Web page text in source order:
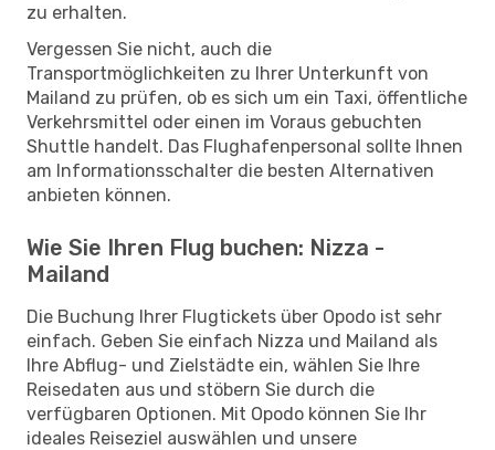
zu erhalten.
Vergessen Sie nicht, auch die
Transportmöglichkeiten zu Ihrer Unterkunft von
Mailand zu prüfen, ob es sich um ein Taxi, öffentliche
Verkehrsmittel oder einen im Voraus gebuchten
Shuttle handelt. Das Flughafenpersonal sollte Ihnen
am Informationsschalter die besten Alternativen
anbieten können.
Wie Sie Ihren Flug buchen: Nizza -
Mailand
Die Buchung Ihrer Flugtickets über Opodo ist sehr
einfach. Geben Sie einfach Nizza und Mailand als
Ihre Abflug- und Zielstädte ein, wählen Sie Ihre
Reisedaten aus und stöbern Sie durch die
verfügbaren Optionen. Mit Opodo können Sie Ihr
ideales Reiseziel auswählen und unsere